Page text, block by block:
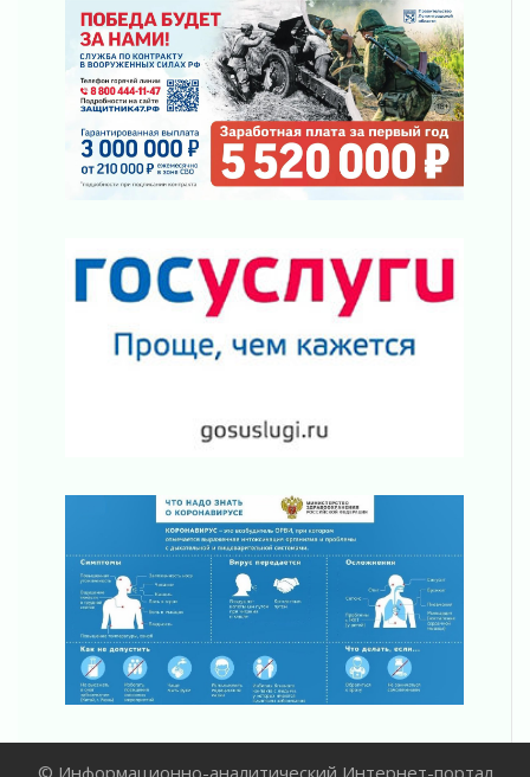
Лаголовская общеобразовательная школа
откроется к концу сентября
30 июля 2026
Ленобласть наводит порядок на дорогах и в
перевозках
30 июля 2026
Комфортное лето: в Ленобласти 30 июля
Ладожский мост на трассе «Кола» полностью
закроют для движения в ночь на 31 июля
30 июля 2026
Волейболисты из Всеволожского района
представят Ленинградскую область на
«Кубок Защитников Отечества» для
Заблудившегося пенсионера вывели из леса в
Тосненском районе
30 июля 2026
Редкие птенцы козодоя вылупились во
Всеволожском районе Ленобласти
30 июля 2026
Изменение расписания 565 автобуса
30 июля 2026
Объявлена продажа инвестиционных паев
29 июля 2026
© Информационно-аналитический Интернет-портал